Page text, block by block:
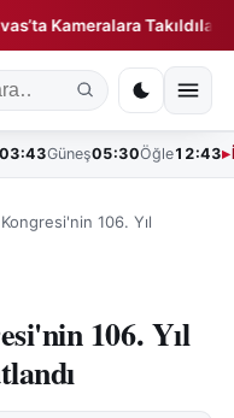
Kameralara Takıldılar! ◆
03:43Güneş05:30Öğle12:43
106. Yıl
106. Yıl